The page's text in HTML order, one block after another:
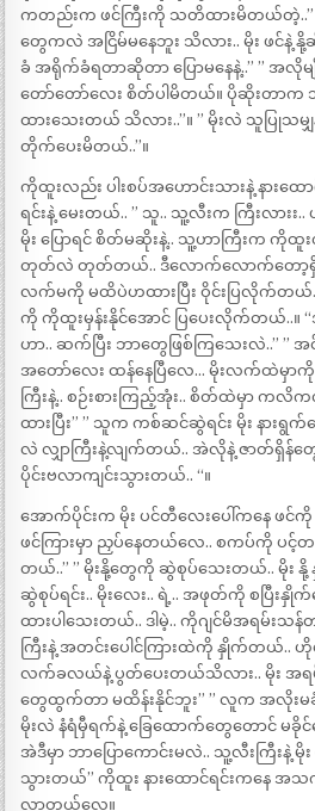
ကတည်းက ဖင်ကြီးကို သတိထားမိတယ်တဲ့..”
တွေကလဲ အငြိမ်မနေဘူး သိလား.. မိုး ဖင်နဲ့
ခံ အရိုက်ခံရတာဆိုတာ ပြောမနေနဲ့..” ” အလိုမ
တော်တော်လေး စိတ်ပါမိတယ်။ ပိုဆိုးတာက
ထားသေးတယ် သိလား..”။ ” မိုးလဲ သူပြုသမျှ
တိုက်ပေးမိတယ်..”။
ကိုထူးလည်း ပါးစပ်အဟောင်းသားနဲ့ နားထ
ရင်းနဲ့ မေးတယ်.. ” သူ.. သူ့လီးက ကြီးလားး..
မိုး ပြောရင် စိတ်မဆိုးနဲ့.. သူ့ဟာကြီးက
တုတ်လဲ တုတ်တယ်.. ဒီလောက်လောက်တော့ရှိ
လက်မကို မထိပဲဟထားပြီး ဝိုင်းပြလိုက်တယ်
ကို ကိုထူးမှန်းနိုင်အောင် ပြပေးလိုက်တယ်..။ “အ
ဟာ.. ဆက်ပြီး ဘာတွေဖြစ်ကြသေးလဲ..” ” အင်
အတော်လေး ထန်နေပြီလေ… မိုးလက်ထဲမှာ
ကြီးနဲ့.. စဉ်းစားကြည့်အုံး.. စိတ်ထဲမှာ ကလိက
ထားပြီး” ” သူက ကစ်ဆင်ဆွဲရင်း မိုး နား
လဲ လျှာကြီးနဲ့လျက်တယ်.. အဲလိုနဲ့ ဇာတ်ရှိန်တွ
ပိုင်းဗလာကျင်းသွားတယ်.. “။
အောက်ပိုင်းက မိုး ပင်တီလေးပေါ်ကနေ ဖ
ဖင်ကြားမှာ ညှပ်နေတယ်လေ.. စကပ်ကို ပင့်တင်
တယ်..” ” မိုးနို့တွေကို ဆွဲစုပ်သေးတယ်.. မိုး
ဆွဲစုပ်ရင်း.. မိုးလေး.. ရဲ့.. အဖုတ်ကို စပြီးနှို
ထားပါသေးတယ်.. ဒါမဲ့.. ကိုဂျင်မိအရမ်းသ
ကြီးနဲ့ အတင်းပေါင်ကြားထဲကို နှိုက်တယ်..
လက်ခလယ်နဲ့ ပွတ်ပေးတယ်သိလား.. မိုး အရ
တွေထွက်တာ မထိန်းနိုင်ဘူး” ” လူက အလိုးမခံရ
မိုးလဲ နံရံမှီရက်နဲ့ ခြေထောက်တွေတောင် မခို
အဲဒီမှာ ဘာပြောကောင်းမလဲ.. သူ့လီးကြီးနဲ့
သွားတယ်” ကိုထူး နားထောင်ရင်းကနေ
လာတယ်လေ။